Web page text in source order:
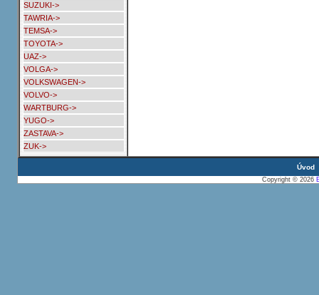
SUZUKI->
TAWRIA->
TEMSA->
TOYOTA->
UAZ->
VOLGA->
VOLKSWAGEN->
VOLVO->
WARTBURG->
YUGO->
ZASTAVA->
ZUK->
Úvod
Copyright © 2026